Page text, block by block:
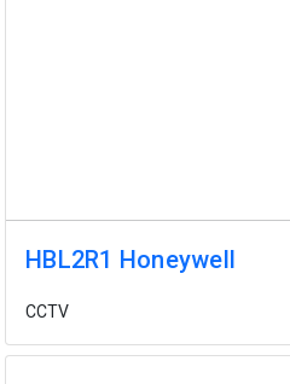
HBL2R1 Honeywell
CCTV